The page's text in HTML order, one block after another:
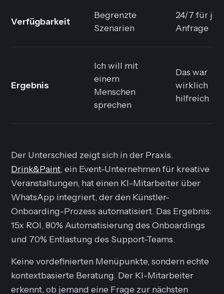
Verfügbarkeit
Begrenzte
Szenarien
24/7 für
Anfrage
Ergebnis
Ich will mit
einem
Menschen
sprechen
Das war
wirklich
hilfreich
Der Unterschied zeigt sich in der Praxis.
Drink&Paint, ein Event-Unternehmen für kreative
Veranstaltungen, hat einen KI-Mitarbeiter über
WhatsApp integriert, der den Künstler-
Onboarding-Prozess automatisiert. Das Ergebnis:
15x ROI, 80% Automatisierung des Onboardings
und 70% Entlastung des Support-Teams.
Keine vordefinierten Menüpunkte, sondern echte
kontextbasierte Beratung. Der KI-Mitarbeiter
erkennt, ob jemand eine Frage zur nächsten